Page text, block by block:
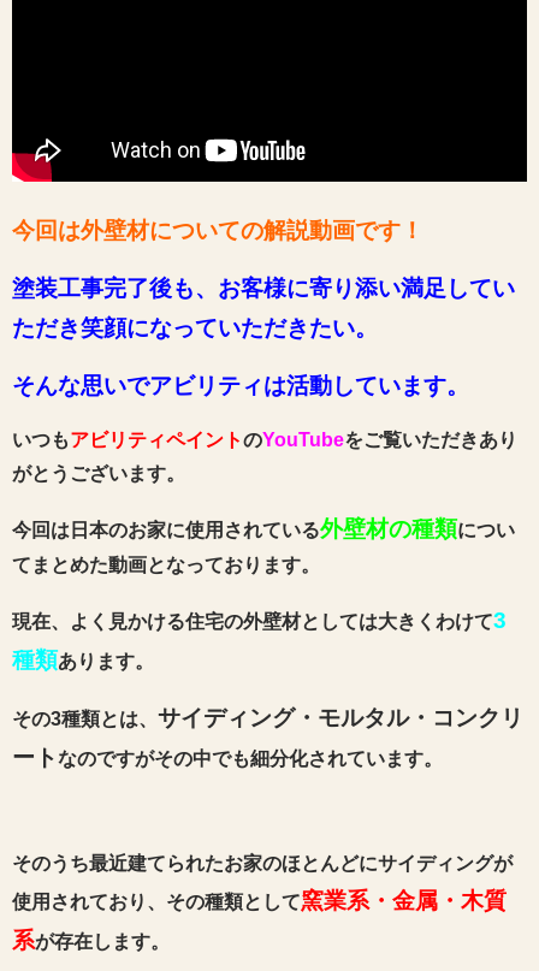
今回は外壁材についての解説動画です ！
塗装工事完了後も、お客様に寄り添い満足してい
ただき笑顔になっていただきたい。
そんな思いでアビリティは活動しています。
いつもアビリティペイントのYouTubeをご覧いただきあり
がとうございます。
今回は日本のお家に使用されている外壁材の種類につい
てまとめた動画となっております。
現在、よく見かける住宅の外壁材としては大きくわけて3
種類あります。
その3種類とは、 サイディング・モルタル・コンクリ
ートなのですがその中でも細分化されています。
そのうち最近建てられたお家のほとんどにサイディングが
使用されており、その種類として窯業系・金属・木質
系が存在します。